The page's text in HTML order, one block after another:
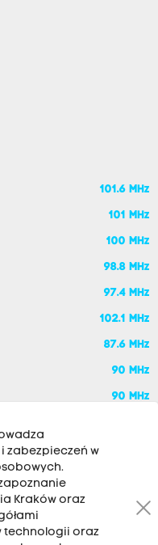
101.6 MHz
101 MHz
100 MHz
98.8 MHz
97.4 MHz
102.1 MHz
87.6 MHz
90 MHz
90 MHz
zabezpieczeń w
Kraków oraz
technologii oraz